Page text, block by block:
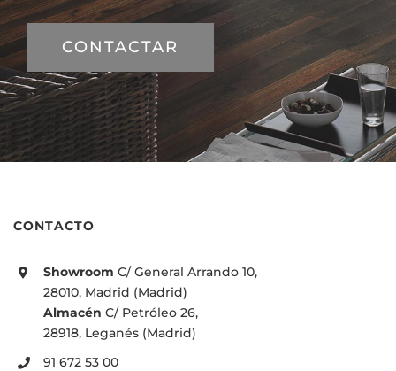
CONTACTAR
CONTACTO
Showroom C/ General Arrando 10,
28010, Madrid (Madrid)
Almacén C/ Petróleo 26,
28918, Leganés (Madrid)
91 672 53 00